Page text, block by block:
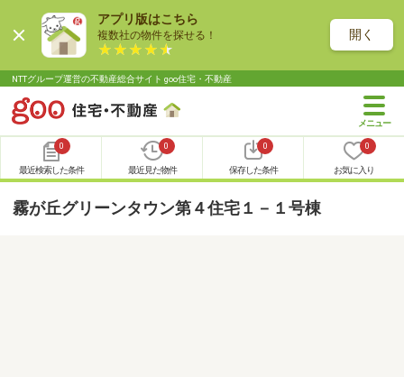
アプリ版はこちら
複数社の物件を探せる！ 開く
NTTグループ運営の不動産総合サイト goo住宅・不動産
0
最近検索した条件
0
最近見た物件
0
保存した条件
0
お気に入り
霧が丘グリーンタウン第４住宅１－１号棟